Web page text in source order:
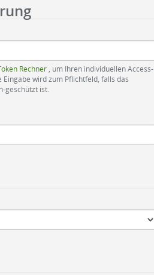
Rechner
, um Ihren individuellen Access-
Eingabe wird zum Pflichtfeld, falls das
geschützt ist.